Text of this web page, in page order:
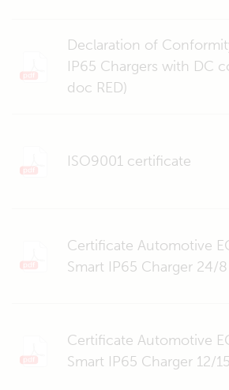
Declaration of
IP65 Chargers with DC
doc RED)
ISO9001 certificate
Certificate Automotive
Smart IP65 Charger 24/8
Certificate Automotive
Smart IP65 Charger 12/